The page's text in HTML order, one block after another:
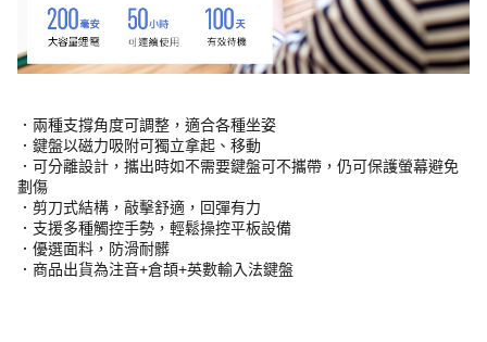
．兩種支撐角度可調整，適合各種坐姿
．鍵盤以磁力吸附可獨立拿起、移動
．可分離設計，攜出時如不需要鍵盤可不攜帶，仍可保護螢幕避免
劃傷
．剪刀式結構，敲擊舒適，回彈有力
．支援多種觸控手勢，輕鬆操控平板設備
．優選面料，防滑耐髒
．商品出貨為注音+倉頡+英數輸入法鍵盤